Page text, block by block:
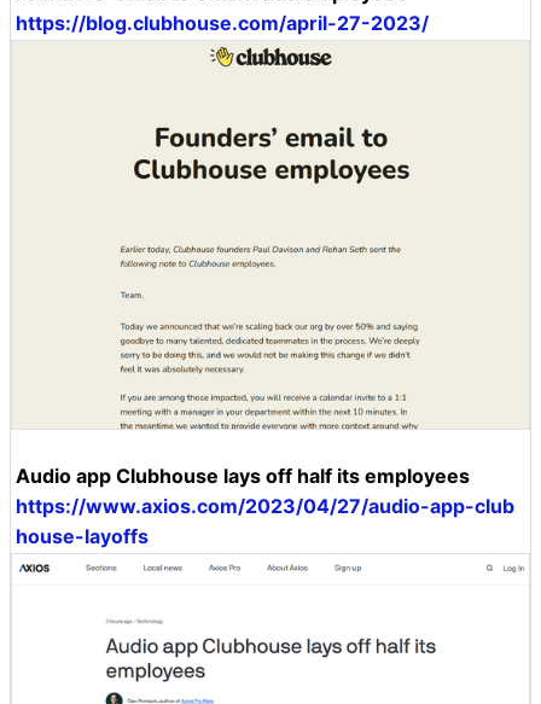
https://blog.clubhouse.com/april-27-2023/
Audio app Clubhouse lays off half its employees
https://www.axios.com/2023/04/27/audio-app-club
house-layoffs